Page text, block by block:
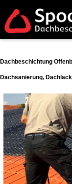
Dachbeschichtung
Dachsanierung,